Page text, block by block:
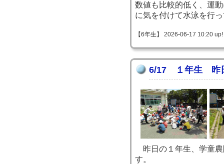
数値も比較的低く、運
に気を付けて水泳を行
【6年生】 2026-06-17 10:20 up!
6/17 １年生 昨
昨日の１年生、学童農
す。